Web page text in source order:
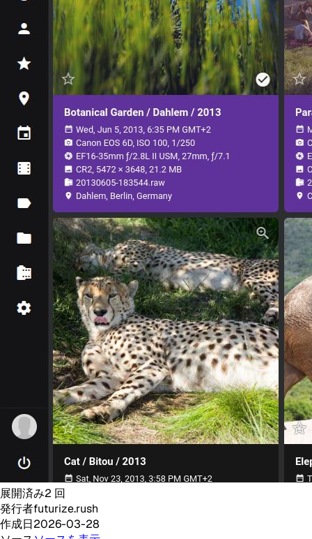
展開済み2 回
発行者futurize.rush
作成日2026-03-28